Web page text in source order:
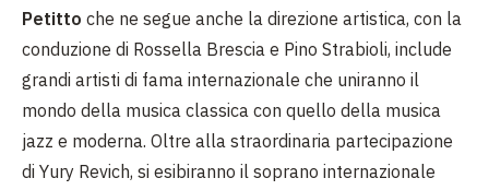
Petitto che ne segue anche la direzione artistica, con la
conduzione di Rossella Brescia e Pino Strabioli, include
grandi artisti di fama internazionale che uniranno il
mondo della musica classica con quello della musica
jazz e moderna. Oltre alla straordinaria partecipazione
di Yury Revich, si esibiranno il soprano internazionale